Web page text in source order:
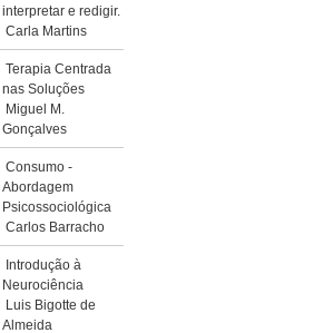
interpretar e redigir.
Carla Martins
Terapia Centrada
nas Soluções
Miguel M.
Gonçalves
Consumo -
Abordagem
Psicossociológica
Carlos Barracho
Introdução à
Neurociência
Luis Bigotte de
Almeida